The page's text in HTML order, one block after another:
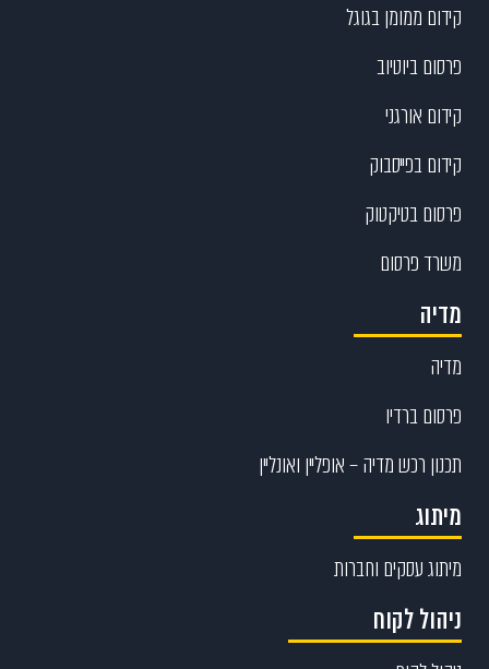
קידום ממומן בגוגל
פרסום ביוטיוב
קידום אורגני
קידום בפייסבוק
פרסום בטיקטוק
משרד פרסום
מדיה
מדיה
פרסום ברדיו
תכנון רכש מדיה – אופליין ואונליין
מיתוג
מיתוג עסקים וחברות
ניהול לקוח